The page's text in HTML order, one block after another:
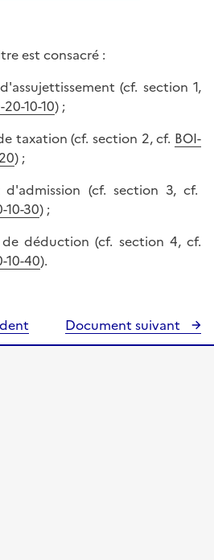
est consacré :
(cf. section 1,
10-10) ;
taxation (cf. section 2, cf. BOI-
) ;
(cf. section 3, cf.
10-30) ;
déduction (cf. section 4, cf.
10-40).
Document suivant